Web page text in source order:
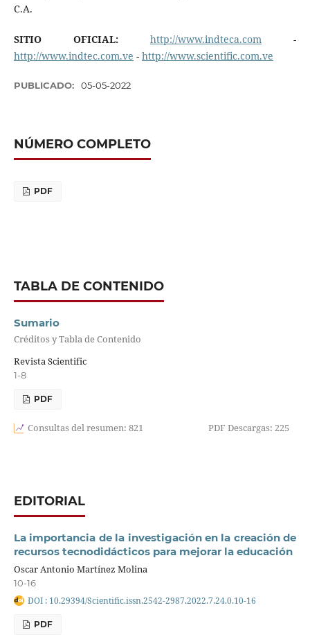
C.A.
SITIO OFICIAL: http://www.indteca.com -
http://www.indtec.com.ve - http://www.scientific.com.ve
PUBLICADO: 05-05-2022
NÚMERO COMPLETO
PDF
TABLA DE CONTENIDO
Sumario
Créditos y Tabla de Contenido
Revista Scientific
1-8
PDF
Consultas del resumen: 821 PDF Descargas: 225
EDITORIAL
La importancia de la investigación en la creación de
recursos tecnodidácticos para mejorar la educación
Oscar Antonio Martínez Molina
10-16
DOI : 10.29394/Scientific.issn.2542-2987.2022.7.24.0.10-16
PDF